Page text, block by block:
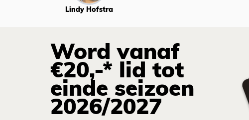
Lindy Hofstra
Word vanaf
€20,-* lid tot
einde seizoen
2026/2027